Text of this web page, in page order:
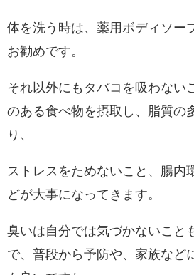
体を洗う時は、薬用ボディソー
お勧めです。
それ以外にもタバコを吸わない
のある食べ物を摂取し、脂質の
り、
ストレスをためないこと、腸内
どが大事になってきます。
臭いは自分では気づかないこと
で、普段から予防や、家族など